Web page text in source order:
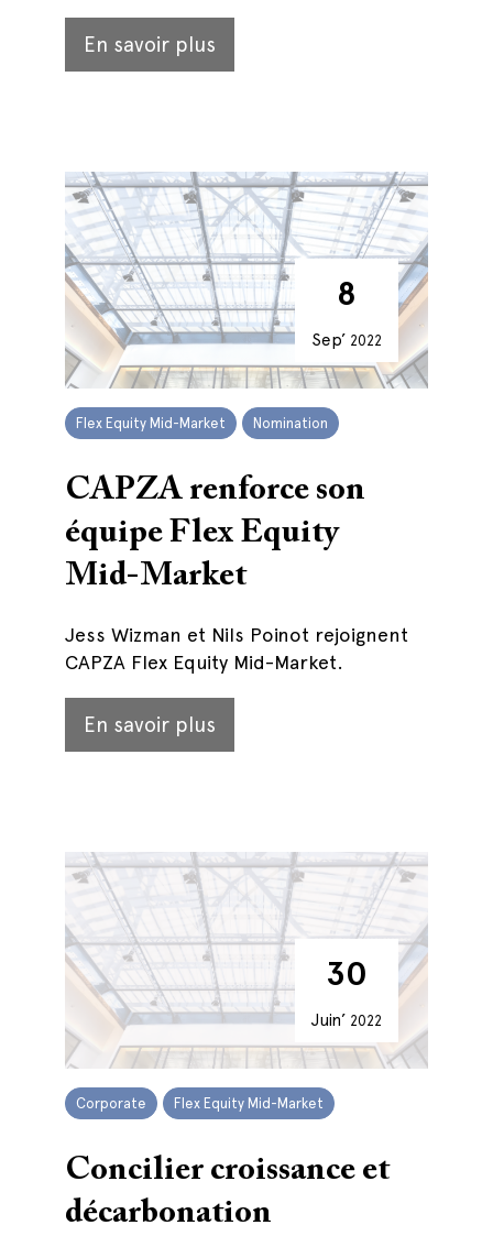
En savoir plus
8
Sep’ 2022
Flex Equity Mid-Market Nomination
CAPZA renforce son
équipe Flex Equity
Mid-Market
Jess Wizman et Nils Poinot rejoignent
CAPZA Flex Equity Mid-Market.
En savoir plus
30
Juin’ 2022
Corporate Flex Equity Mid-Market
Concilier croissance et
décarbonation